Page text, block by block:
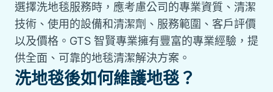
選擇洗地毯服務時，應考慮公司的專業資質、清潔
技術、使用的設備和清潔劑、服務範圍、客戶評價
以及價格。GTS 智賢專業擁有豐富的專業經驗，提
供全面、可靠的地毯清潔解決方案。
洗地毯後如何維護地毯？